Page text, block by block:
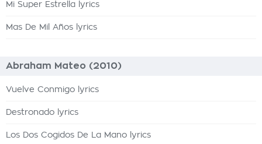
Mi Super Estrella lyrics
Mas De Mil Años lyrics
Abraham Mateo (2010)
Vuelve Conmigo lyrics
Destronado lyrics
Los Dos Cogidos De La Mano lyrics